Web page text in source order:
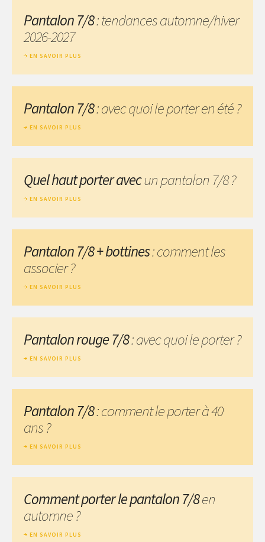
Pantalon 7/8: tendances automne/hiver
2026-2027
EN SAVOIR PLUS
Pantalon 7/8: avec quoi le porter en été ?
EN SAVOIR PLUS
Quel haut porter avecun pantalon 7/8 ?
EN SAVOIR PLUS
Pantalon 7/8 + bottines: comment les
associer ?
EN SAVOIR PLUS
Pantalon rouge 7/8: avec quoi le porter ?
EN SAVOIR PLUS
Pantalon 7/8: comment le porter à 40
ans ?
EN SAVOIR PLUS
Comment porter le pantalon 7/8en
automne ?
EN SAVOIR PLUS